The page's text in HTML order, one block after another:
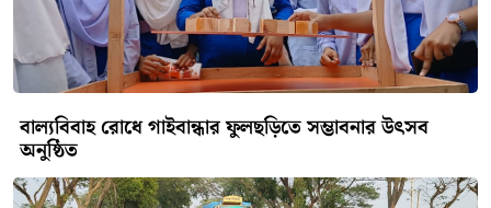
বাল্যবিবাহ রোধে গাইবান্ধার ফুলছড়িতে সম্ভাবনার উৎসব
অনুষ্ঠিত